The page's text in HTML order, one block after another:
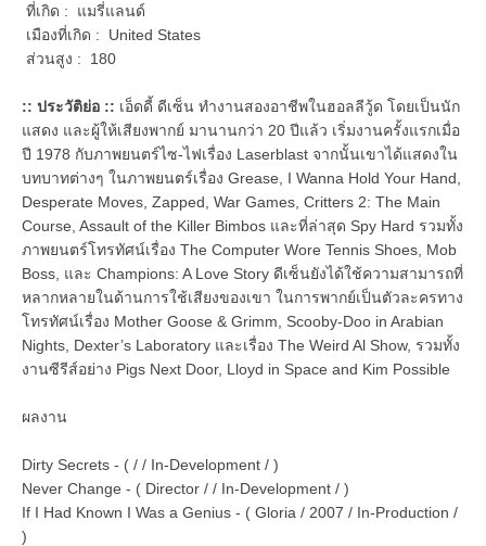
ที่เกิด : แมรี่แลนด์
เมืองที่เกิด : United States
ส่วนสูง : 180
:: ประวัติย่อ :: เอ็ดดี้ ดีเซ็น ทำงานสองอาชีพในฮอลลีวู้ด โดยเป็นนัก
แสดง และผู้ให้เสียงพากย์ มานานกว่า 20 ปีแล้ว เริ่มงานครั้งแรกเมื่อ
ปี 1978 กับภาพยนตร์ไซ-ไฟเรื่อง Laserblast จากนั้นเขาได้แสดงใน
บทบาทต่างๆ ในภาพยนตร์เรื่อง Grease, I Wanna Hold Your Hand,
Desperate Moves, Zapped, War Games, Critters 2: The Main
Course, Assault of the Killer Bimbos และที่ล่าสุด Spy Hard รวมทั้ง
ภาพยนตร์โทรทัศน์เรื่อง The Computer Wore Tennis Shoes, Mob
Boss, และ Champions: A Love Story ดีเซ็นยังได้ใช้ความสามารถที่
หลากหลายในด้านการใช้เสียงของเขา ในการพากย์เป็นตัวละครทาง
โทรทัศน์เรื่อง Mother Goose & Grimm, Scooby-Doo in Arabian
Nights, Dexter’s Laboratory และเรื่อง The Weird Al Show, รวมทั้ง
งานซีรีส์อย่าง Pigs Next Door, Lloyd in Space and Kim Possible
ผลงาน
Dirty Secrets - ( / / In-Development / )
Never Change - ( Director / / In-Development / )
If I Had Known I Was a Genius - ( Gloria / 2007 / In-Production /
)